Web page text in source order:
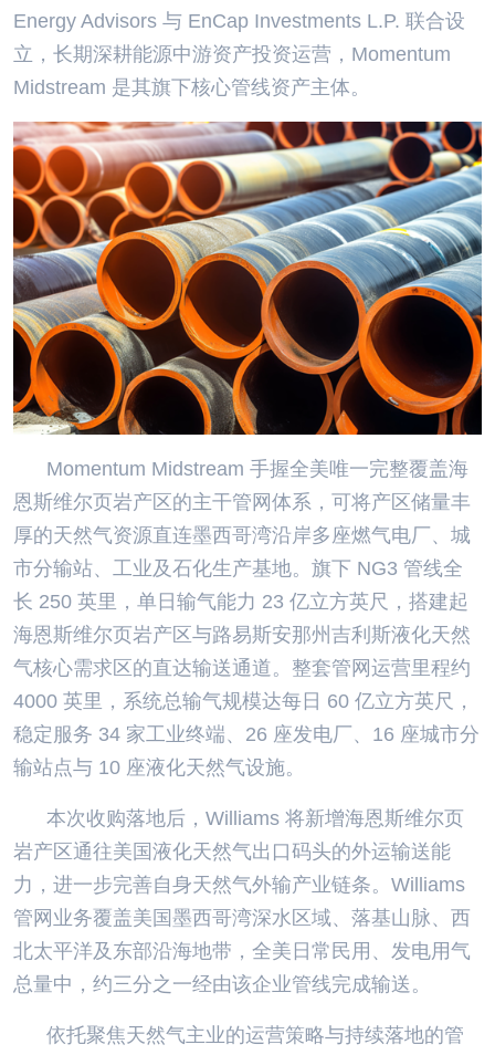
Energy Advisors 与 EnCap Investments L.P. 联合设
立，长期深耕能源中游资产投资运营，Momentum
Midstream 是其旗下核心管线资产主体。
Momentum Midstream 手握全美唯一完整覆盖海
恩斯维尔页岩产区的主干管网体系，可将产区储量丰
厚的天然气资源直连墨西哥湾沿岸多座燃气电厂、城
市分输站、工业及石化生产基地。旗下 NG3 管线全
长 250 英里，单日输气能力 23 亿立方英尺，搭建起
海恩斯维尔页岩产区与路易斯安那州吉利斯液化天然
气核心需求区的直达输送通道。整套管网运营里程约
4000 英里，系统总输气规模达每日 60 亿立方英尺，
稳定服务 34 家工业终端、26 座发电厂、16 座城市分
输站点与 10 座液化天然气设施。
本次收购落地后，Williams 将新增海恩斯维尔页
岩产区通往美国液化天然气出口码头的外运输送能
力，进一步完善自身天然气外输产业链条。Williams
管网业务覆盖美国墨西哥湾深水区域、落基山脉、西
北太平洋及东部沿海地带，全美日常民用、发电用气
总量中，约三分之一经由该企业管线完成输送。
依托聚焦天然气主业的运营策略与持续落地的管